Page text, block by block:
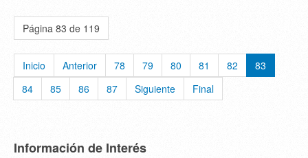
Página 83 de 119
Inicio Anterior 78 79 80 81 82
83
84
85 86 87 Siguiente Final
Información de Interés